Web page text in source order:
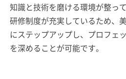
知識と技術を磨ける環境が整って
研修制度が充実しているため、
にステップアップし、プロフェ
を深めることが可能です。